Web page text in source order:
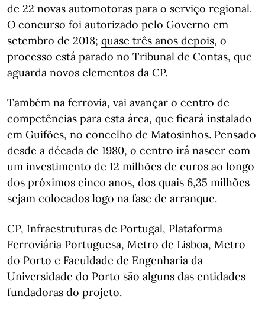
de 22 novas automotoras para o serviço regional.
O concurso foi autorizado pelo Governo em
setembro de 2018; quase três anos depois, o
processo está parado no Tribunal de Contas, que
aguarda novos elementos da CP.
Também na ferrovia, vai avançar o centro de
competências para esta área, que ficará instalado
em Guifões, no concelho de Matosinhos. Pensado
desde a década de 1980, o centro irá nascer com
um investimento de 12 milhões de euros ao longo
dos próximos cinco anos, dos quais 6,35 milhões
sejam colocados logo na fase de arranque.
CP, Infraestruturas de Portugal, Plataforma
Ferroviária Portuguesa, Metro de Lisboa, Metro
do Porto e Faculdade de Engenharia da
Universidade do Porto são alguns das entidades
fundadoras do projeto.